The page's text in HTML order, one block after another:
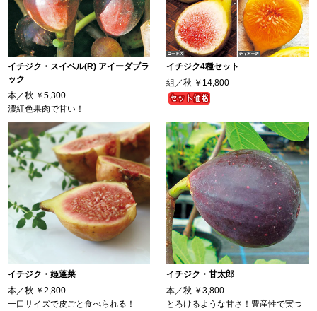
イチジク・スイベル(R) アイーダブラ
ック
本／秋 ￥5,300
濃紅色果肉で甘い！
イチジク4種セット
組／秋 ￥14,800
イチジク・姫蓬莱
本／秋 ￥2,800
一口サイズで皮ごと食べられる！
イチジク・甘太郎
本／秋 ￥3,800
とろけるような甘さ！豊産性で実つ